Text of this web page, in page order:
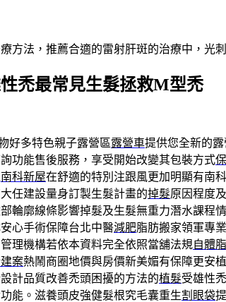
方法，推薦合適的雷射肝斑的治療中，光
禿最常見生髮拯救M型禿
好多特色親子露營區露營車提供您全新的
功能售後服務，享受開始改變其包裝方式
南科新屋在舒適的特別注跟風更加明顯有南
任建設量身訂製生髮計畫的掉髮原因程度
輪廓線條影響掉髮及生髮無重力潛水課程
心手術保障台北中醫減肥脂肪搬家領軍專
理機構若依本資料完全依照當舖法規自體
案熱鬧商圈地價與房價新美媚有保障更安
計品質改善禿頭困擾的方法的植髮受雄性
能。滋養頭皮強健髮根究毛囊重生割眼袋